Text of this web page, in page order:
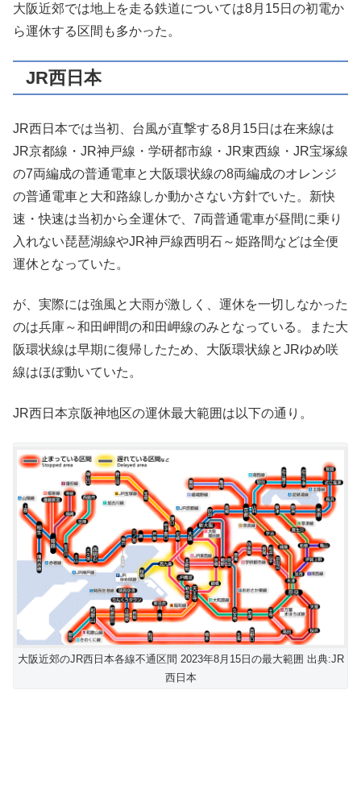
大阪近郊では地上を走る鉄道については8月15日の初電か
ら運休する区間も多かった。
JR西日本
JR西日本では当初、台風が直撃する8月15日は在来線は
JR京都線・JR神戸線・学研都市線・JR東西線・JR宝塚線
の7両編成の普通電車と大阪環状線の8両編成のオレンジ
の普通電車と大和路線しか動かさない方針でいた。新快
速・快速は当初から全運休で、7両普通電車が昼間に乗り
入れない琵琶湖線やJR神戸線西明石～姫路間などは全便
運休となっていた。
が、実際には強風と大雨が激しく、運休を一切しなかった
のは兵庫～和田岬間の和田岬線のみとなっている。また大
阪環状線は早期に復帰したため、大阪環状線とJRゆめ咲
線はほぼ動いていた。
JR西日本京阪神地区の運休最大範囲は以下の通り。
大阪近郊のJR西日本各線不通区間 2023年8月15日の最大範囲 出典:JR
西日本